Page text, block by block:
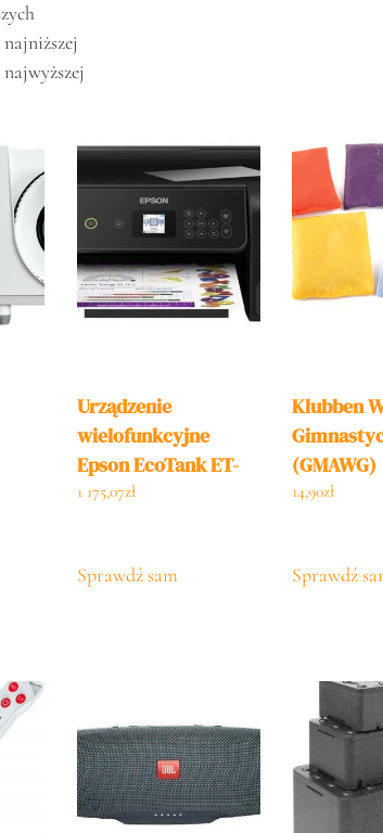
Urządzenie
wielofunkcyjne
Epson EcoTank ET-
2820
1 175,07zł
Sprawdź sam
Klubben
(GMAWG)
14,90zł
Sprawdź